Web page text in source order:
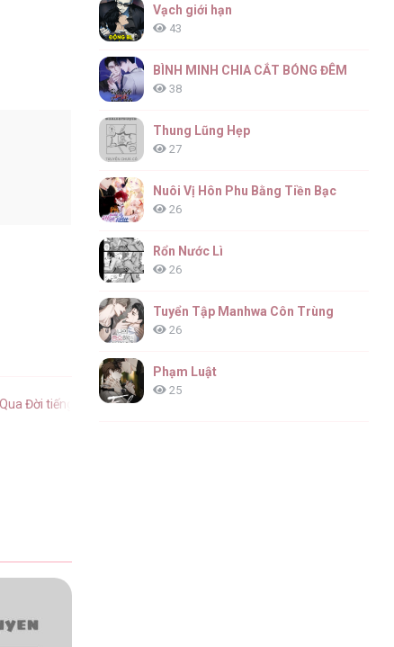
Đời tiếng Việt .
Vạch giới hạn
43
BÌNH MINH CHIA CẮT BÓNG ĐÊM
38
Thung Lũng Hẹp
27
Nuôi Vị Hôn Phu Bằng Tiền Bạc
26
Rổn Nước Lì
26
Tuyển Tập Manhwa Côn Trùng
26
Phạm Luật
25